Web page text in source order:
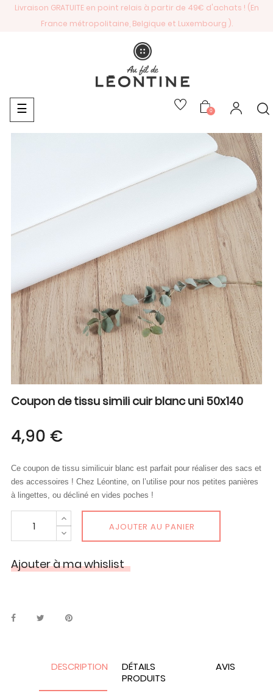
Livraison GRATUITE en point relais à partir de 49€ d'achats ! (En
France métropolitaine, Belgique et Luxembourg ).
Basculer
la
navigation
☰ 0
Coupon de tissu simili cuir blanc uni 50x140
4,90 €
Ce coupon de tissu similicuir blanc est parfait pour réaliser des sacs et
des accessoires ! Chez Léontine, on l’utilise pour nos petites panières
à lingettes, ou décliné en vides poches !
AJOUTER AU PANIER
Ajouter à ma whislist
DESCRIPTION
DÉTAILS
PRODUITS
AVIS